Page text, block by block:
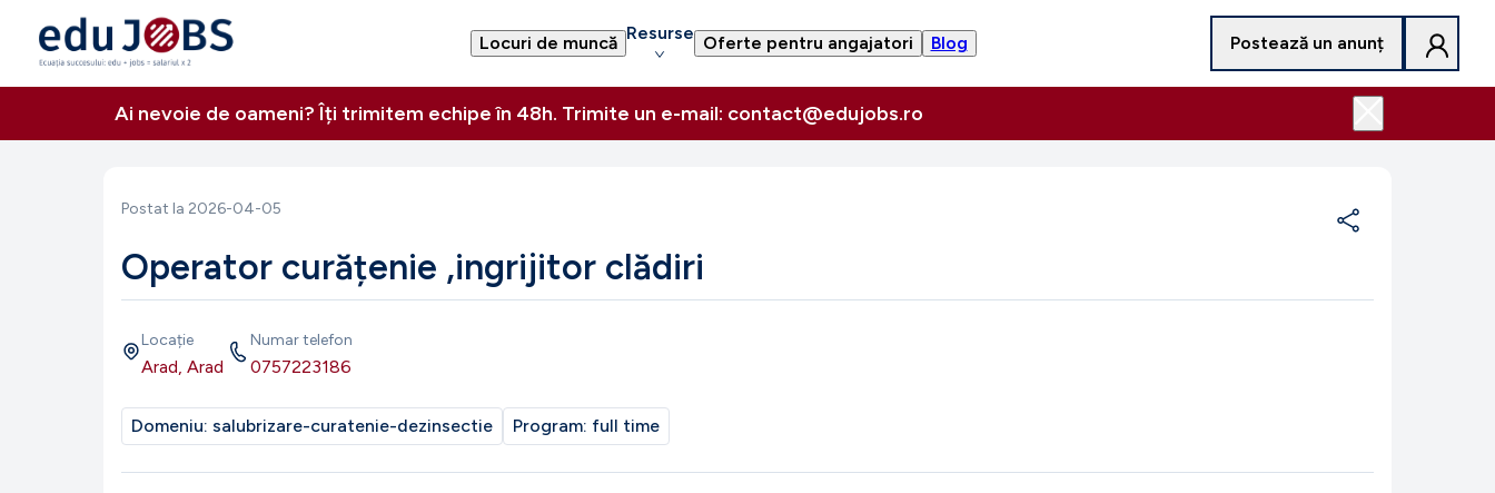
Locuri de muncă Resurse Oferte pentru angajatori Blog Postează un anunț
Ai nevoie de oameni? Îți trimitem echipe în 48h. Trimite un e-mail: contact@edujobs.ro
Postat la 2026-04-05
Operator curățenie ,ingrijitor clădiri
Locație
Arad, Arad
Numar telefon
0757223186
Domeniu: salubrizare-curatenie-dezinsectie Program: full time